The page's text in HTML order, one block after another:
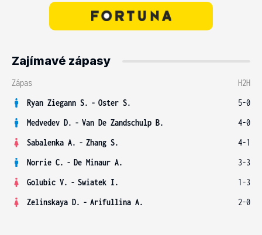
Zajímavé zápasy
Zápas
H2H
Ryan Ziegann S. - Oster S.
5-0
Medvedev D. - Van De Zandschulp B.
4-0
Sabalenka A. - Zhang S.
4-1
Norrie C. - De Minaur A.
3-3
Golubic V. - Swiatek I.
1-3
Zelinskaya D. - Arifullina A. 2-0